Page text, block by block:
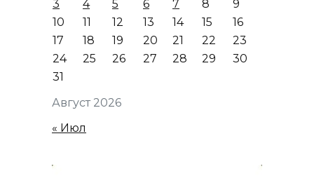
Август 2026
3
4 5 6 7 8
9
10
11 12 13 14 15
16
17
18 19 20 21 22
23
24
25 26 27 28 29
30
31
« Июл